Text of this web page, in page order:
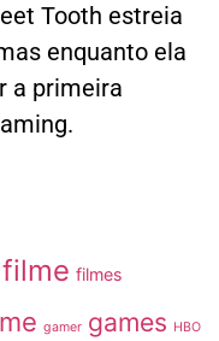
Tooth estreia
enquanto ela
a primeira
filme filmes
gamer games HBO